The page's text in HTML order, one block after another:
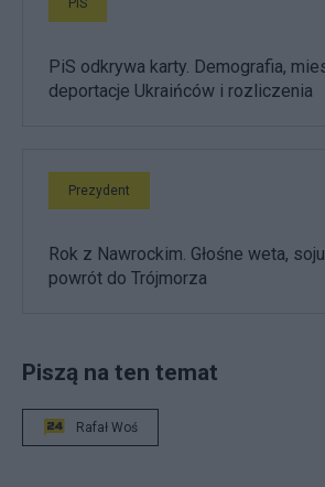
PiS odkrywa karty. Demografia,
deportacje Ukraińców i rozliczenia
Prezydent
Rok z Nawrockim. Głośne weta,
powrót do Trójmorza
Piszą na ten temat
Rafał Woś